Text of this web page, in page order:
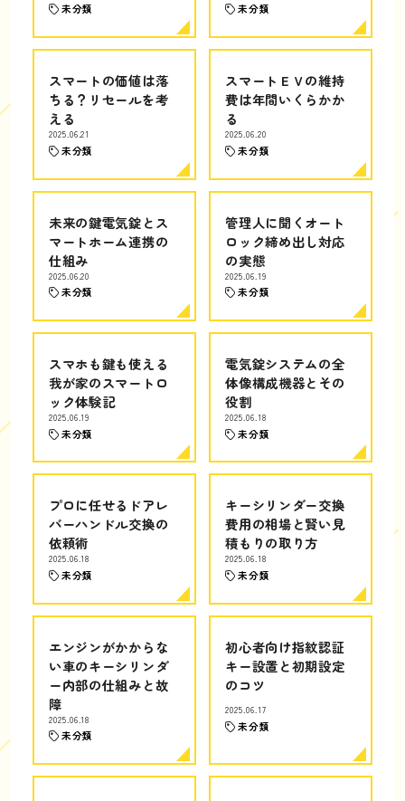
未分類 未分類
スマートの価値は落
ちる？リセールを考
える
2025.06.21
未分類
スマートＥＶの維持
費は年間いくらかか
る
2025.06.20
未分類
未来の鍵電気錠とス
マートホーム連携の
仕組み
2025.06.20
未分類
管理人に聞くオート
ロック締め出し対応
の実態
2025.06.19
未分類
スマホも鍵も使える
我が家のスマートロ
ック体験記
2025.06.19
未分類
電気錠システムの全
体像構成機器とその
役割
2025.06.18
未分類
プロに任せるドアレ
バーハンドル交換の
依頼術
2025.06.18
未分類
キーシリンダー交換
費用の相場と賢い見
積もりの取り方
2025.06.18
未分類
エンジンがかからな
い車のキーシリンダ
ー内部の仕組みと故
障
2025.06.18
未分類
初心者向け指紋認証
キー設置と初期設定
のコツ
2025.06.17
未分類